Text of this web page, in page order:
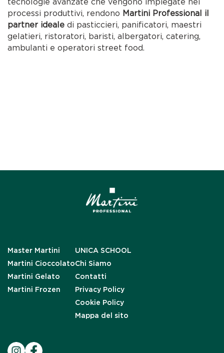
processi produttivi, rendono Martini Professional il
partner ideale di pasticcieri, panificatori, maestri
gelatieri, ristoratori, baristi, albergatori, catering,
ambulanti e operatori street food.
Master Martini
Martini Cioccolato
Martini Gelato
Martini Frozen
UNICA SCHOOL
Chi Siamo
Contatti
Privacy Policy
Cookie Policy
Mappa del sito